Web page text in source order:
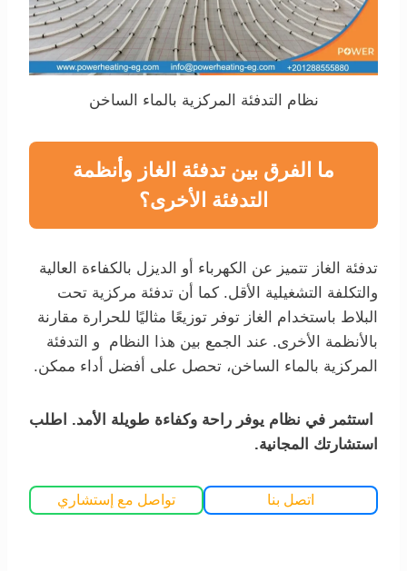
نظام التدفئة المركزية بالماء الساخن
ما الفرق بين تدفئة الغاز وأنظمة
التدفئة الأخرى؟
تدفئة الغاز تتميز عن الكهرباء أو الديزل بالكفاءة العالية
والتكلفة التشغيلية الأقل. كما أن تدفئة مركزية تحت
البلاط باستخدام الغاز توفر توزيعًا مثاليًا للحرارة مقارنة
بالأنظمة الأخرى. عند الجمع بين هذا النظام و التدفئة
المركزية بالماء الساخن، تحصل على أفضل أداء ممكن.
استثمر في نظام يوفر راحة وكفاءة طويلة الأمد. اطلب
استشارتك المجانية.
اتصل بنا تواصل مع إستشاري